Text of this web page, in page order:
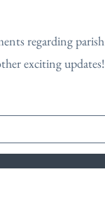
regarding parish
exciting updates!